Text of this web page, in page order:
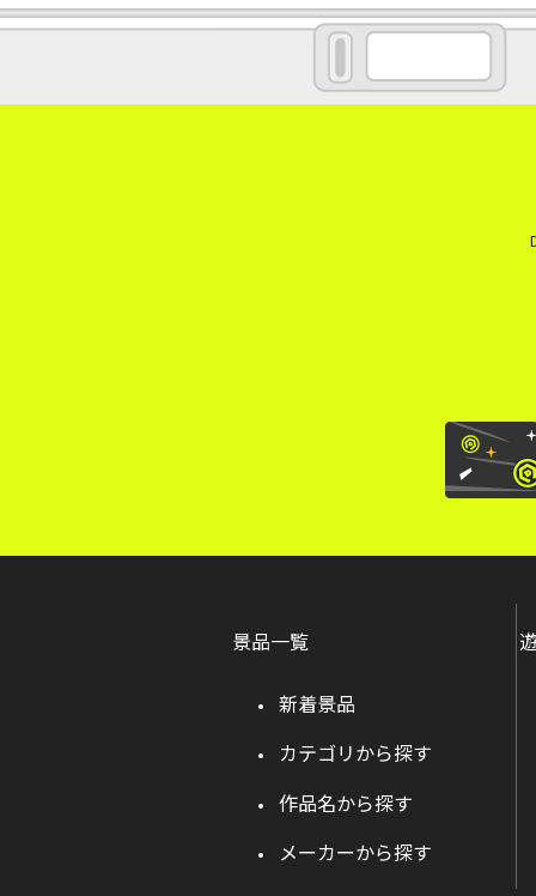
景品一覧
新着景品
カテゴリから探す
作品名から探す
メーカーから探す